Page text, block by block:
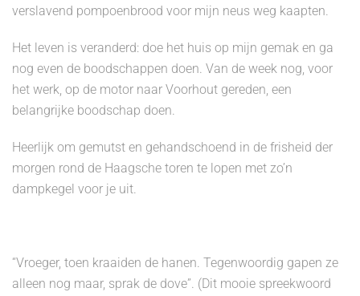
verslavend pompoenbrood voor mijn neus weg kaapten.
Het leven is veranderd: doe het huis op mijn gemak en ga
nog even de boodschappen doen. Van de week nog, voor
het werk, op de motor naar Voorhout gereden, een
belangrijke boodschap doen.
Heerlijk om gemutst en gehandschoend in de frisheid der
morgen rond de Haagsche toren te lopen met zo’n
dampkegel voor je uit.
“Vroeger, toen kraaiden de hanen. Tegenwoordig gapen ze
alleen nog maar, sprak de dove”. (Dit mooie spreekwoord